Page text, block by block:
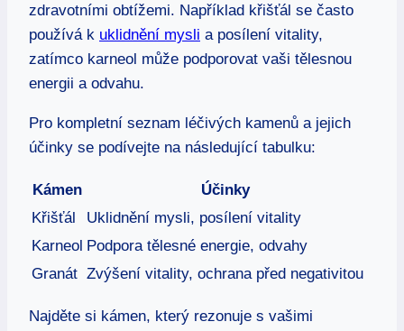
zdravotními obtížemi. Například křišťál se často⁤
používá k‌ uklidnění mysli a posílení⁢ vitality,
zatímco ​karneol může⁢ podporovat⁣ vaši tělesnou
energii⁢ a odvahu.
Pro kompletní⁣ seznam léčivých kamenů a jejich
účinky ‍se podívejte na následující tabulku:
Kámen
Účinky
Křišťál
Uklidnění mysli, posílení ‍vitality
Karneol Podpora‌ tělesné ⁤energie, odvahy
Granát Zvýšení vitality, ochrana ⁢před negativitou
Najděte si kámen,⁣ který rezonuje ‌s‍ vašimi